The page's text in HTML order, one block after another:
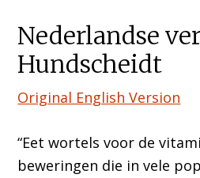
Nederlandse
Hundscheidt
Original English Version
“Eet wortels voor de
beweringen die in vele